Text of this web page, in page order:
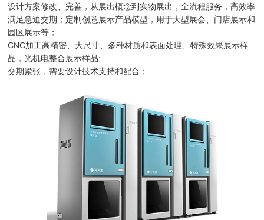
设计方案修改、完善，从展出概念到实物展出，全流程服务，高效率
满足急迫交期；定制创意展示产品模型，用于大型展会、门店展示和
园区展示等；
CNC加工高精密、大尺寸、多种材质和表面处理、特殊效果展示样
品，光机电整合展示样品;
交期紧张，需要设计技术支持和配合；